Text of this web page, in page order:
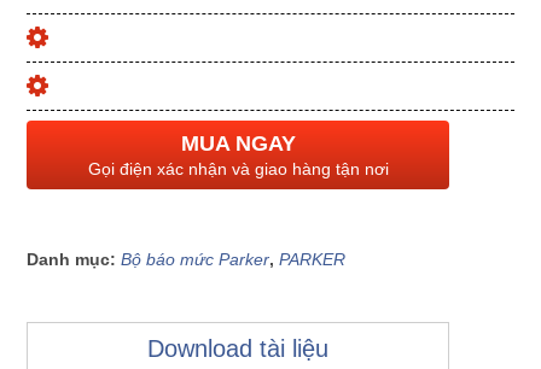
MUA NGAY
Gọi điện xác nhận và giao hàng tận nơi
Danh mục:Bộ báo mức Parker,PARKER
Download tài liệu